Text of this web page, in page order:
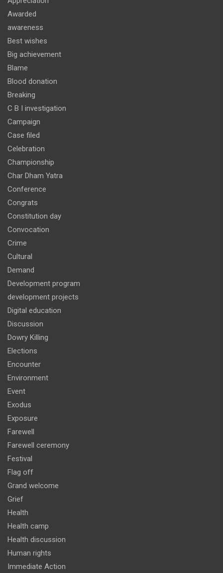
Awarded
awareness
Best wishes
Big achievement
Blame
Blood donation
Breaking
C B I investigation
Campaign
Case filed
Celebration
Championship
Char Dham Yatra
Conference
Congrats
Constitution day
Convocation
Crime
Cultural
Demand
Development program
development projects
Digital education
Discussion
Dowry Killing
Elections
Encounter
Environment
Event
Exodus
Exposure
Farewell
Farewell ceremony
Festival
Flag off
Grand welcome
Grief
Health
Health camp
Health discussion
Human rights
Immediate Action